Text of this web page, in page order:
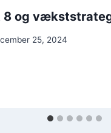
8 og
25, 2024